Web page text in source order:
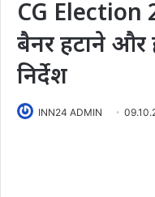
CG Election
बैनर हटाने और
निर्देश
INN24 ADMIN